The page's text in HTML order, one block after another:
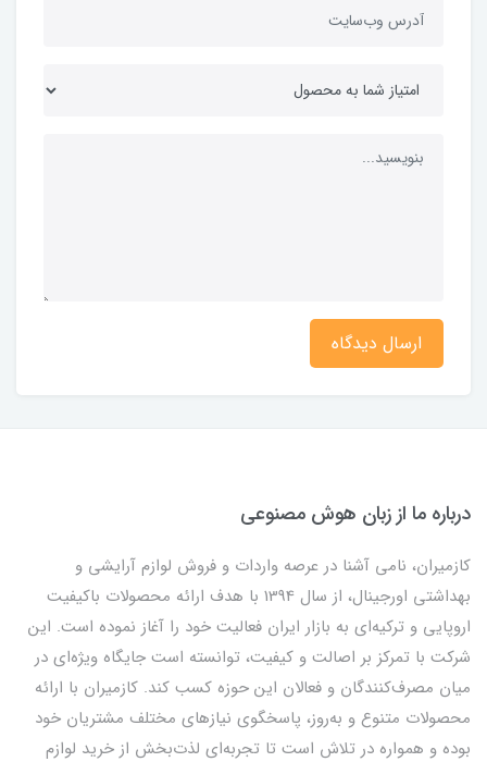
ارسال دیدگاه
درباره ما از زبان هوش مصنوعی
کازمیران، نامی آشنا در عرصه واردات و فروش لوازم آرایشی و
بهداشتی اورجینال، از سال 1394 با هدف ارائه محصولات باکیفیت
اروپایی و ترکیه‌ای به بازار ایران فعالیت خود را آغاز نموده است. این
شرکت با تمرکز بر اصالت و کیفیت، توانسته است جایگاه ویژه‌ای در
میان مصرف‌کنندگان و فعالان این حوزه کسب کند. کازمیران با ارائه
محصولات متنوع و به‌روز، پاسخگوی نیازهای مختلف مشتریان خود
بوده و همواره در تلاش است تا تجربه‌ای لذت‌بخش از خرید لوازم